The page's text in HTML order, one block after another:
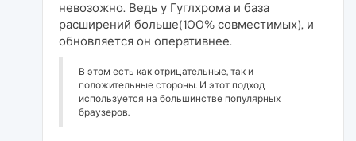
невозожно. Ведь у Гуглхрома и база
расширений больше(100% совместимых), и
обновляется он оперативнее.
В этом есть как отрицательные, так и
положительные стороны. И этот подход
используется на большинстве популярных
браузеров.